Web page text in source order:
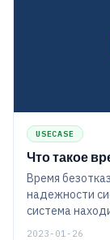
USECASE
Что такое
Время
надежности
система
метрику в
2023-01-26